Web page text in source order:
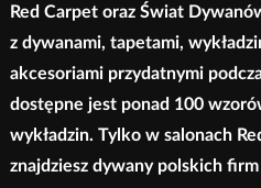
Red Carpet oraz Świat
z dywanami, tapetami,
akcesoriami przydatnymi
dostępne jest ponad 100
wykładzin. Tylko w salonach
znajdziesz dywany polskich